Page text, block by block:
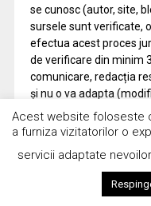
se cunosc (autor, site,
sursele sunt verificate,
efectua acest proces
de verificare din minim
comunicare, redacția
și nu o va adapta
Vrajitoare
Acest website foloseste
a furniza vizitatorilor o
servicii adaptate